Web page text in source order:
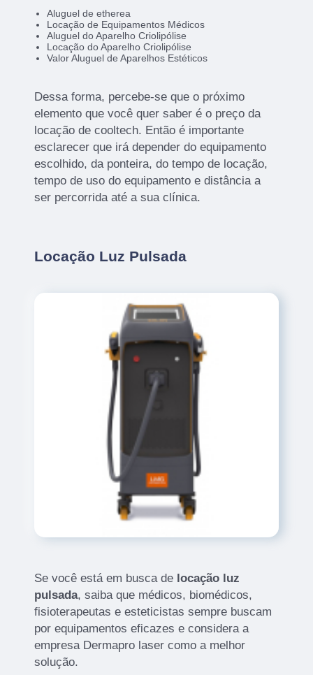
Aluguel de etherea
Locação de Equipamentos Médicos
Aluguel do Aparelho Criolipólise
Locação do Aparelho Criolipólise
Valor Aluguel de Aparelhos Estéticos
Dessa forma, percebe-se que o próximo
elemento que você quer saber é o preço da
locação de cooltech. Então é importante
esclarecer que irá depender do equipamento
escolhido, da ponteira, do tempo de locação,
tempo de uso do equipamento e distância a
ser percorrida até a sua clínica.
Locação Luz Pulsada
Se você está em busca de locação luz
pulsada, saiba que médicos, biomédicos,
fisioterapeutas e esteticistas sempre buscam
por equipamentos eficazes e considera a
empresa Dermapro laser como a melhor
solução.